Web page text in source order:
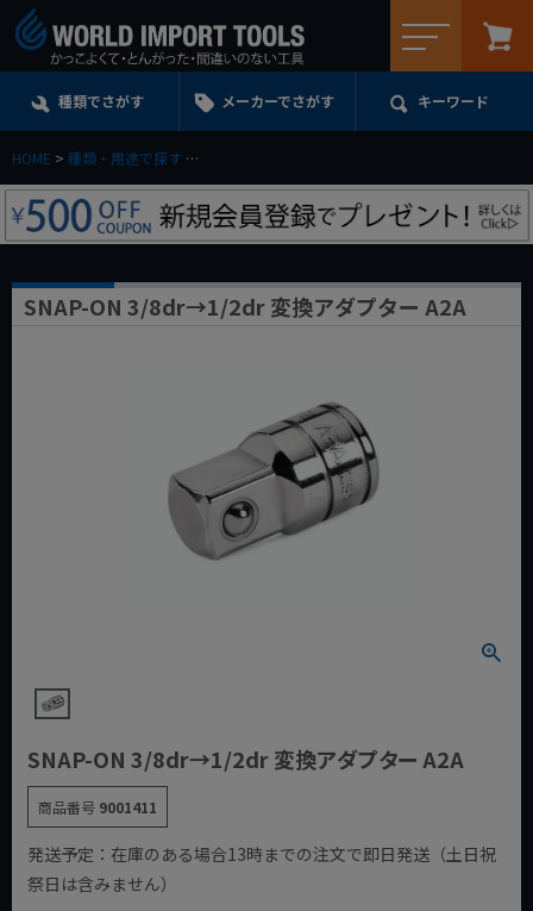
種類でさがす メーカーでさがす キーワード
HOME 種類・用途で探す
SNAP-ON 3/8dr→1/2dr 変換アダプター A2A
SNAP-ON 3/8dr→1/2dr 変換アダプター A2A
商品番号 9001411
発送予定：在庫のある場合13時までの注文で即日発送（土日祝
祭日は含みません）